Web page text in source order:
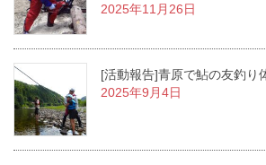
2025年11月26日
[活動報告]青原で鮎の友釣り
2025年9月4日